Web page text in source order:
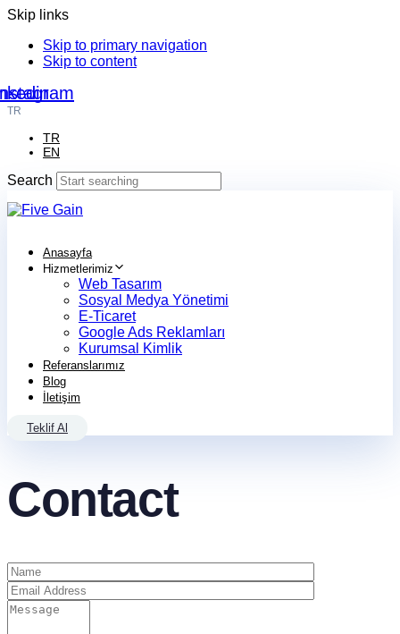
Skip links
Skip to primary navigation
Skip to content
TR
TR
EN
Search
Anasayfa
Hizmetlerimiz
Web Tasarım
Sosyal Medya Yönetimi
E-Ticaret
Google Ads Reklamları
Kurumsal Kimlik
Referanslarımız
Blog
İletişim
Teklif Al
Contact